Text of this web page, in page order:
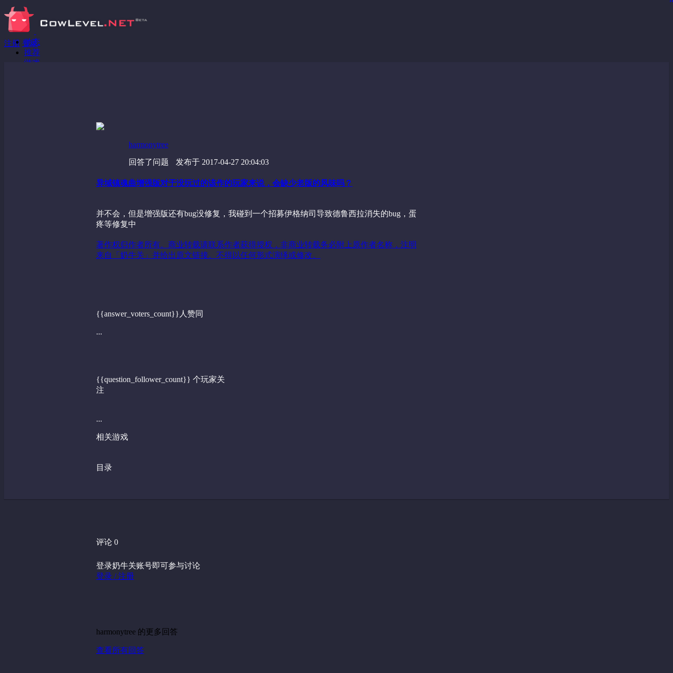
注册 登录
动态
推荐
游戏
harmonytree
回答了问题 发布于 2017-04-27 20:04:03
异域镇魂曲增强版对于没玩过的该作的玩家来说，会缺少老版的风味吗？
并不会，但是增强版还有bug没修复，我碰到一个招募伊格纳司导致德鲁西拉消失的bug，蛋
疼等修复中
著作权归作者所有。商业转载请联系作者获得授权，非商业转载务必附上原作者名称，注明
来自「奶牛关」并给出原文链接。不得以任何形式演绎或修改。
{{answer_voters_count}}人赞同
...
{{question_follower_count}} 个玩家关
注
...
相关游戏
目录
评论 0
登录奶牛关账号即可参与讨论
登录 / 注册
harmonytree 的更多回答
查看所有回答